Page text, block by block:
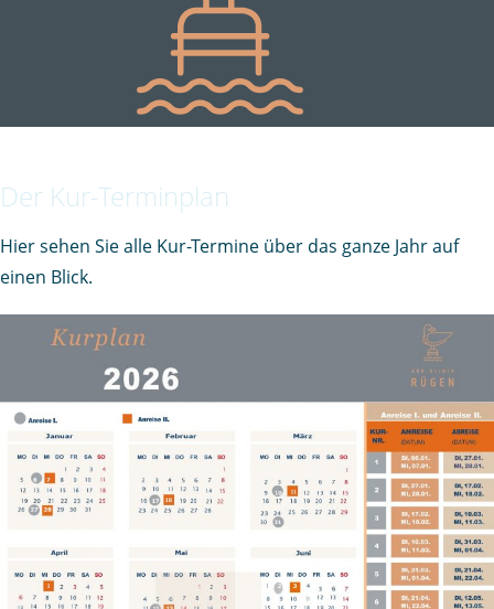
Der Kur-Terminplan
Hier sehen Sie alle Kur-Termine über das ganze Jahr auf
einen Blick.